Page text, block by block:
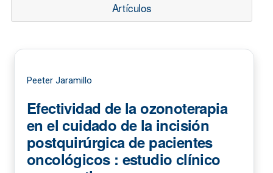
Artículos
Peeter Jaramillo
Efectividad de la ozonoterapia
en el cuidado de la incisión
postquirúrgica de pacientes
oncológicos : estudio clínico